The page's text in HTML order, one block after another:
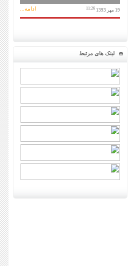
19 مهر 1393 11:26 ادامه...
لینک های مرتبط